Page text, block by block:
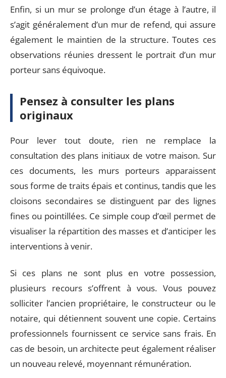
Enfin, si un mur se prolonge d’un étage à l’autre, il
s’agit généralement d’un mur de refend, qui assure
également le maintien de la structure. Toutes ces
observations réunies dressent le portrait d’un mur
porteur sans équivoque.
Pensez à consulter les plans
originaux
Pour lever tout doute, rien ne remplace la
consultation des plans initiaux de votre maison. Sur
ces documents, les murs porteurs apparaissent
sous forme de traits épais et continus, tandis que les
cloisons secondaires se distinguent par des lignes
fines ou pointillées. Ce simple coup d’œil permet de
visualiser la répartition des masses et d’anticiper les
interventions à venir.
Si ces plans ne sont plus en votre possession,
plusieurs recours s’offrent à vous. Vous pouvez
solliciter l’ancien propriétaire, le constructeur ou le
notaire, qui détiennent souvent une copie. Certains
professionnels fournissent ce service sans frais. En
cas de besoin, un architecte peut également réaliser
un nouveau relevé, moyennant rémunération.